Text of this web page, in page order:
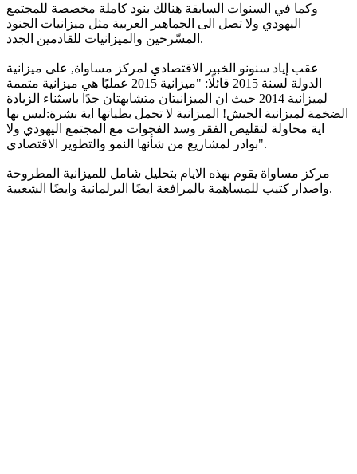
وكما في السنوات السابقة هنالك بنود كاملة مخصصة للمجتمع
اليهودي ولا تصل الى الجماهير العربية مثل ميزانيات الجنود
المسّرحين والميزانيات للقادمين الجدد.
عقب إياد سنونو الخبير الاقتصادي لمركز مساواة, على ميزانية
الدولة لسنة 2015 قائلًا: "ميزانية 2015 عمليًا هي ميزانية متممة
لميزانية 2014 حيث ان الميزانيتان متشابهتان جدًا باسثناء الزيادة
الضخمة لميزانية الجيش! الميزانية لا تحمل بطياتها اية بشرة:ليس بها
اية محاولة لتقليص الفقر وسد الفجوات مع المجتمع اليهودي ولا
بوادر لمشاريع من شأنها النمو والتطوير الاقتصادي".
مركز مساواة يقوم بهذه الايام بتحليل شامل للميزانية المطروحة
واصدار كتيب للمساهمة بالمرافعة ايضًا البرلمانية وايضًا الشعبية.